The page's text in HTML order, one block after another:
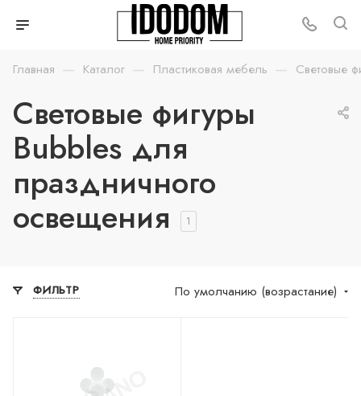
Главная — Каталог — Пластиковая мебель — Световые
Световые фигуры
Bubbles для
праздничного
освещения 1
ФИЛЬТР По умолчанию (возрастание)